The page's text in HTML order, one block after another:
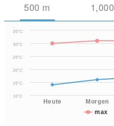
500 m 1,000
max
10°C
15°C
20°C
25°C
30°C
35°C
Heute Morgen